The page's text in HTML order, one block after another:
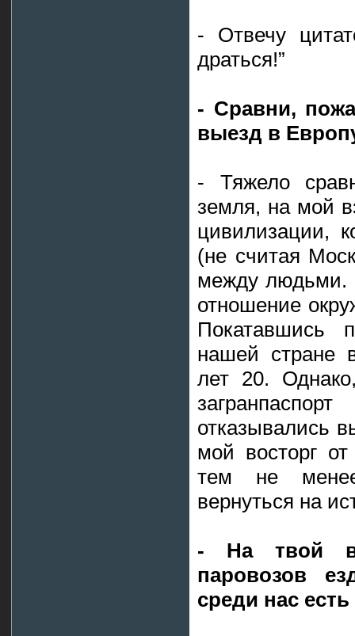
- Отвечу
драться!”
- Сравни,
выезд в
- Тяжело
земля, на мой
цивилизации,
(не считая
между людьми.
отношение
Покатавшись
нашей стране
лет 20.
отказывались
мой восторг
тем не
вернуться на
- На твой
паровозов
среди нас